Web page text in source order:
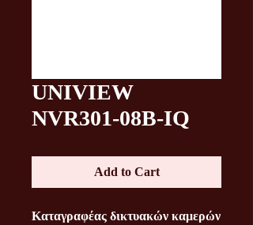
UNIVIEW
NVR301-08B-IQ
Add to Cart
Kαταγραφέας δικτυακών καμερών